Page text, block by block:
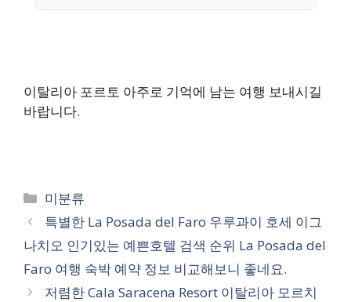
이탈리아 포르토 아주로 기억에 남는 여행 보내시길
바랍니다.
카
테
고
리
미분류
특별한 La Posada del Faro 우루과이 호세 이그
나치오 인기있는 예쁜호텔 검색 순위 La Posada del
Faro 여행 숙박 예약 정보 비교해보니 좋네요.
저렴한 Cala Saracena Resort 이탈리아 모르치